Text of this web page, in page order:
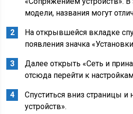
модели, названия могут
На открывшейся вкладке
появления значка
Далее открыть «Сеть и
отсюда перейти к
Спуститься вниз страницы и
устройств».